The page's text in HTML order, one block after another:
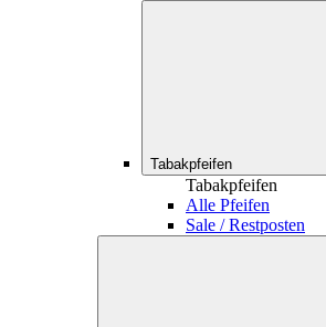
Tabakpfeifen
Tabakpfeifen
Alle Pfeifen
Sale / Restposten